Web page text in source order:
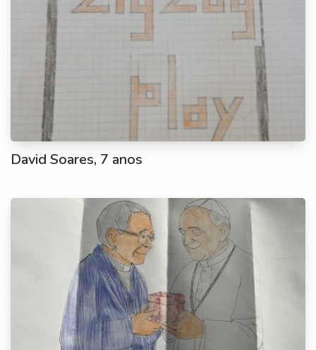
David Soares, 7 anos